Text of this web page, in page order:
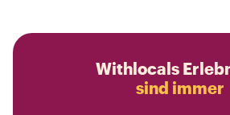
Withlocals
sind immer